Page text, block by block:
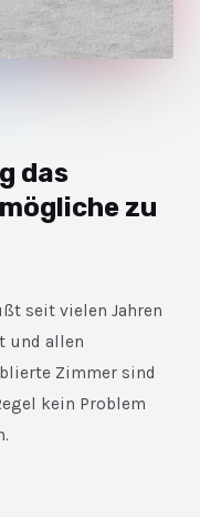
das
zu
seit vielen Jahren
und allen
Zimmer sind
kein Problem